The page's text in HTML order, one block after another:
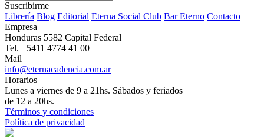
Suscribirme
Librería Blog Editorial Eterna Social Club Bar Eterno Contacto
Empresa
Honduras 5582 Capital Federal
Tel. +5411 4774 41 00
Mail
info@eternacadencia.com.ar
Horarios
Lunes a viernes de 9 a 21hs. Sábados y feriados
de 12 a 20hs.
Términos y condiciones
Política de privacidad